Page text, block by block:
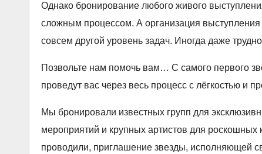
Однако бронирование любого живого
сложным процессом. А организация
совсем другой уровень задач. Иногда даже
Позвольте нам помочь вам… С самого первого
проведут вас через весь процесс с лёгкостью и
Мы бронировали известных групп для
мероприятий и крупных артистов для
проводили, приглашение звезды, исполняющей